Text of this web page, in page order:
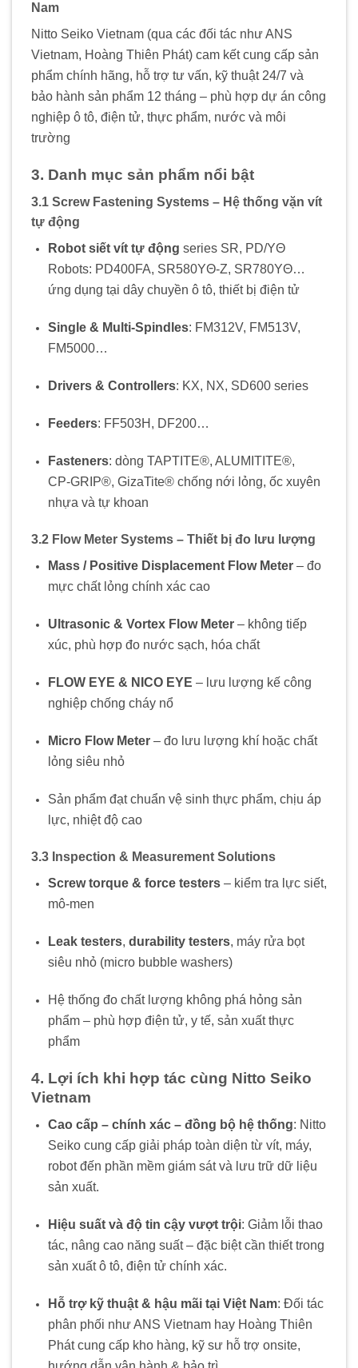
Nam
Nitto Seiko Vietnam (qua các đối tác như ANS
Vietnam, Hoàng Thiên Phát) cam kết cung cấp sản
phẩm chính hãng, hỗ trợ tư vấn, kỹ thuật 24/7 và
bảo hành sản phẩm 12 tháng – phù hợp dự án công
nghiệp ô tô, điện tử, thực phẩm, nước và môi
trường
3. Danh mục sản phẩm nổi bật
3.1 Screw Fastening Systems – Hệ thống vặn vít
tự động
Robot siết vít tự động series SR, PD/YΘ
Robots: PD400FA, SR580YΘ‑Z, SR780YΘ…
ứng dụng tại dây chuyền ô tô, thiết bị điện tử
Single & Multi-Spindles: FM312V, FM513V,
FM5000…
Drivers & Controllers: KX, NX, SD600 series
Feeders: FF503H, DF200…
Fasteners: dòng TAPTITE®, ALUMITITE®,
CP‑GRIP®, GizaTite® chống nới lỏng, ốc xuyên
nhựa và tự khoan
3.2 Flow Meter Systems – Thiết bị đo lưu lượng
Mass / Positive Displacement Flow Meter– đo
mực chất lỏng chính xác cao
Ultrasonic & Vortex Flow Meter– không tiếp
xúc, phù hợp đo nước sạch, hóa chất
FLOW EYE & NICO EYE – lưu lượng kế công
nghiệp chống cháy nổ
Micro Flow Meter– đo lưu lượng khí hoặc chất
lỏng siêu nhỏ
Sản phẩm đạt chuẩn vệ sinh thực phẩm, chịu áp
lực, nhiệt độ cao
3.3 Inspection & Measurement Solutions
Screw torque & force testers– kiểm tra lực siết,
mô-men
Leak testers, durability testers, máy rửa bọt
siêu nhỏ (micro bubble washers)
Hệ thống đo chất lượng không phá hỏng sản
phẩm – phù hợp điện tử, y tế, sản xuất thực
phẩm
4. Lợi ích khi hợp tác cùng Nitto Seiko
Vietnam
Cao cấp – chính xác – đồng bộ hệ thống: Nitto
Seiko cung cấp giải pháp toàn diện từ vít, máy,
robot đến phần mềm giám sát và lưu trữ dữ liệu
sản xuất.
Hiệu suất và độ tin cậy vượt trội: Giảm lỗi thao
tác, nâng cao năng suất – đặc biệt cần thiết trong
sản xuất ô tô, điện tử chính xác.
Hỗ trợ kỹ thuật & hậu mãi tại Việt Nam: Đối tác
phân phối như ANS Vietnam hay Hoàng Thiên
Phát cung cấp kho hàng, kỹ sư hỗ trợ onsite,